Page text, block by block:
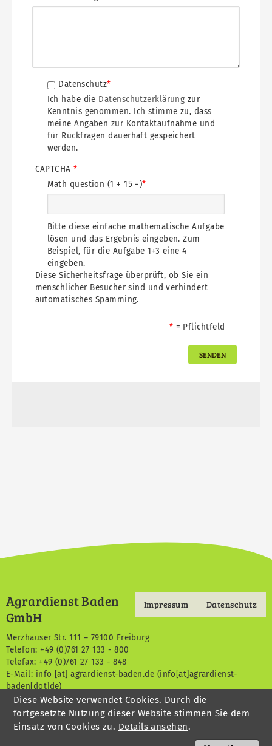
Datenschutzerklärung
Datenschutz
Ich habe die Datenschutzerklärung zur
Kenntnis genommen. Ich stimme zu, dass
meine Angaben zur Kontaktaufnahme und
für Rückfragen dauerhaft gespeichert
werden.
CAPTCHA
Math question (1 + 15 =)
Bitte diese einfache mathematische Aufgabe
lösen und das Ergebnis eingeben. Zum
Beispiel, für die Aufgabe 1+3 eine 4
eingeben.
Diese Sicherheitsfrage überprüft, ob Sie ein
menschlicher Besucher sind und verhindert
automatisches Spamming.
= Pflichtfeld
Footermenu
Impressum Datenschutz
Agrardienst Baden
GmbH
Merzhauser Str. 111 – 79100 Freiburg
Telefon: +49 (0)761 27 133 - 800
Telefax: +49 (0)761 27 133 - 848
E-Mail: info [at]agrardienst-baden.de (info[at]agrardienst-
baden[dot]de)
Agrardienst Baden
Diese Website verwendet Cookies. Durch die
fortgesetzte Nutzung dieser Website stimmen Sie dem
Einsatz von Cookies zu. Details ansehen.